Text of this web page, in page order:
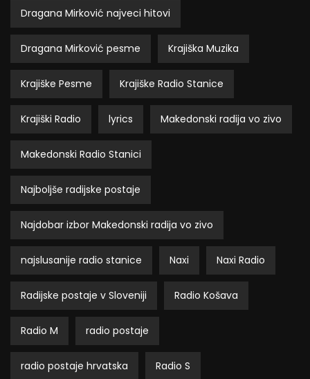
Dragana Mirković najveci hitovi
Dragana Mirković pesme Krajiška Muzika
Krajiške Pesme Krajiške Radio Stanice
Krajiški Radio lyrics Makedonski radija vo zivo
Makedonski Radio Stanici
Najboljše radijske postaje
Najdobar izbor Makedonski radija vo zivo
najslusanije radio stanice Naxi Naxi Radio
Radijske postaje v Sloveniji Radio Košava
Radio M radio postaje
radio postaje hrvatska Radio S